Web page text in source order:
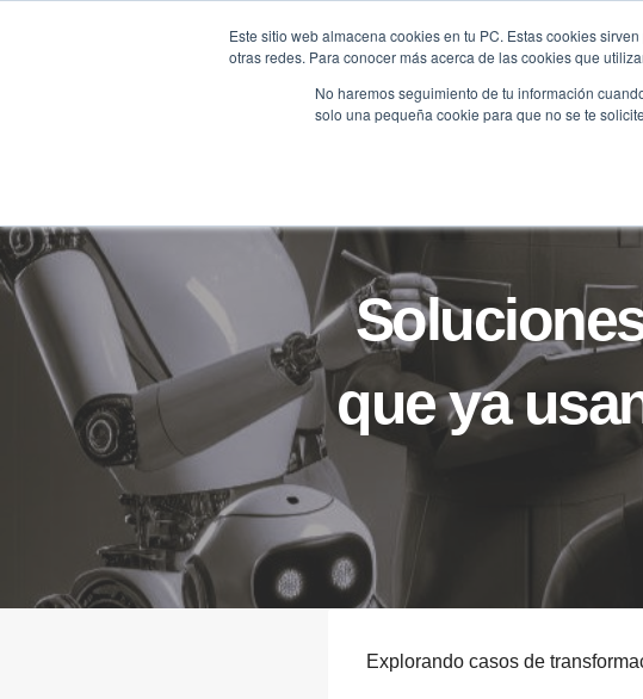
Este sitio web almacena cookies en tu PC. Estas cookies
otras redes. Para conocer más acerca de las cookies que
No haremos seguimiento de tu información
solo una pequeña cookie para que no se te
HOME B2B
que ya
Explorando casos de